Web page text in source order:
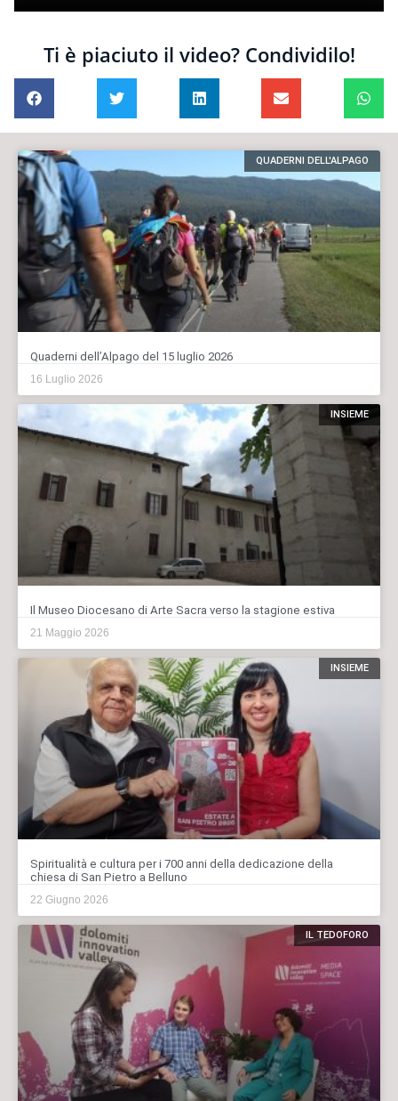
Ti è piaciuto il video? Condividilo!
QUADERNI DELL'ALPAGO
Quaderni dell’Alpago del 15 luglio 2026
16 Luglio 2026
INSIEME
Il Museo Diocesano di Arte Sacra verso la stagione estiva
21 Maggio 2026
INSIEME
Spiritualità e cultura per i 700 anni della dedicazione della
chiesa di San Pietro a Belluno
22 Giugno 2026
IL TEDOFORO